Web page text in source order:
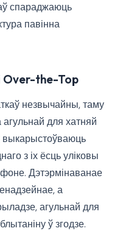
спараджаюць
павінна
Over-the-Top
незвычайны, таму
для хатняй
выкарыстоўваюць
з іх ёсць уліковы
Дэтэрмінаванае
а
агульнай для
ў згодзе.